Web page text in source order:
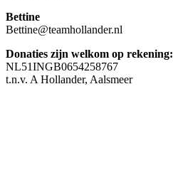
Bettine
Bettine@teamhollander.nl
Donaties zijn welkom op rekening:
NL51INGB0654258767
t.n.v. A Hollander, Aalsmeer